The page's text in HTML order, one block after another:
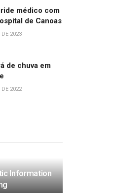
médico com
de Canoas
DE 2023
de chuva em
2022
Information